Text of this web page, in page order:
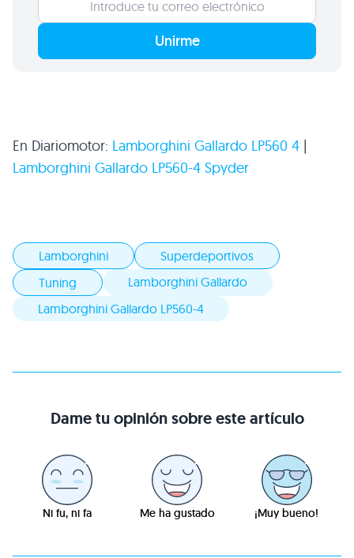
Unirme
En Diariomotor: Lamborghini Gallardo LP560 4 |
Lamborghini Gallardo LP560-4 Spyder
Lamborghini
Superdeportivos
Tuning
Lamborghini Gallardo
Lamborghini Gallardo LP560-4
Dame tu opinión sobre este artículo
Ni fu, ni fa Me ha gustado ¡Muy bueno!